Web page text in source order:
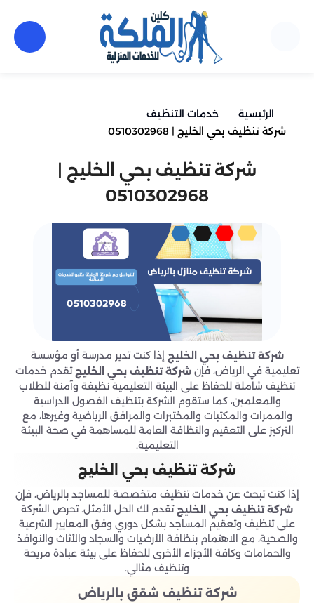
الرئيسية
خدمات التنظيف
شركة تنظيف بحي الخليج | 0510302968
شركة تنظيف بحي الخليج |
0510302968
شركة تنظيف بحي الخليج إذا كنت تدير مدرسة أو مؤسسة
تعليمية في الرياض، فإنشركة تنظيف بحي الخليج تقدم خدمات
تنظيف شاملة للحفاظ على البيئة التعليمية نظيفة وآمنة للطلاب
والمعلمين، كما ستقوم الشركة بتنظيف الفصول الدراسية
والممرات والمكتبات والمختبرات والمرافق الرياضية وغيرها، مع
التركيز على التعقيم والنظافة العامة للمساهمة في صحة البيئة
التعليمية.
شركة تنظيف بحي الخليج
إذا كنت تبحث عن خدمات تنظيف متخصصة للمساجد بالرياض، فإن
شركة تنظيف بحي الخليج تقدم لك الحل الأمثل. تحرص الشركة
على تنظيف وتعقيم المساجد بشكل دوري وفق المعايير الشرعية
والصحية، مع الاهتمام بنظافة الأرضيات والسجاد والأثاث والنوافذ
والحمامات وكافة الأجزاء الأخرى للحفاظ على بيئة عبادة مريحة
وتنظيف مثالي.
شركة تنظيف شقق بالرياض